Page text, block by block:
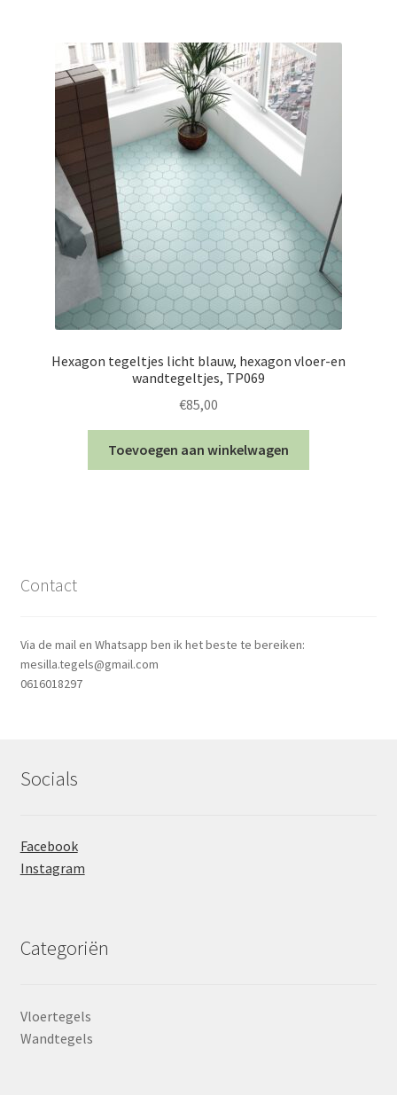
Hexagon tegeltjes licht blauw, hexagon vloer-en
wandtegeltjes, TP069
€85,00
Toevoegen aan winkelwagen
Contact
Via de mail en Whatsapp ben ik het beste te bereiken:
mesilla.tegels@gmail.com
0616018297
Socials
Facebook
Instagram
Categoriën
Vloertegels
Wandtegels